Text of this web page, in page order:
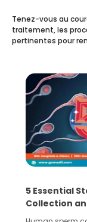
Tenez-vous au
traitement, les
pertinentes pour
5 Essential
Collection